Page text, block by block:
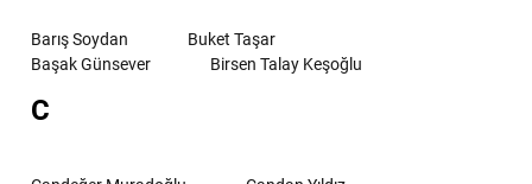
Barış Soydan
Buket Taşar
Başak Günsever
Birsen Talay Keşoğlu
C